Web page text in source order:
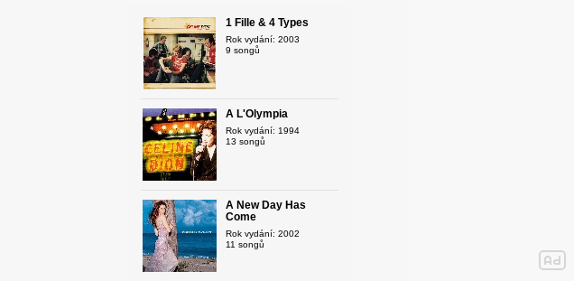
1 Fille & 4 Types
Rok vydání: 2003
9 songů
A L'Olympia
Rok vydání: 1994
13 songů
A New Day Has
Come
Rok vydání: 2002
11 songů